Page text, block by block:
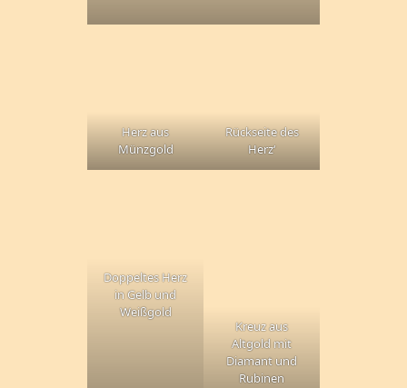
Herz aus
Münzgold
Rückseite des
Herz‘
Doppeltes Herz
in Gelb und
Weißgold
Kreuz aus
Altgold mit
Diamant und
Rubinen